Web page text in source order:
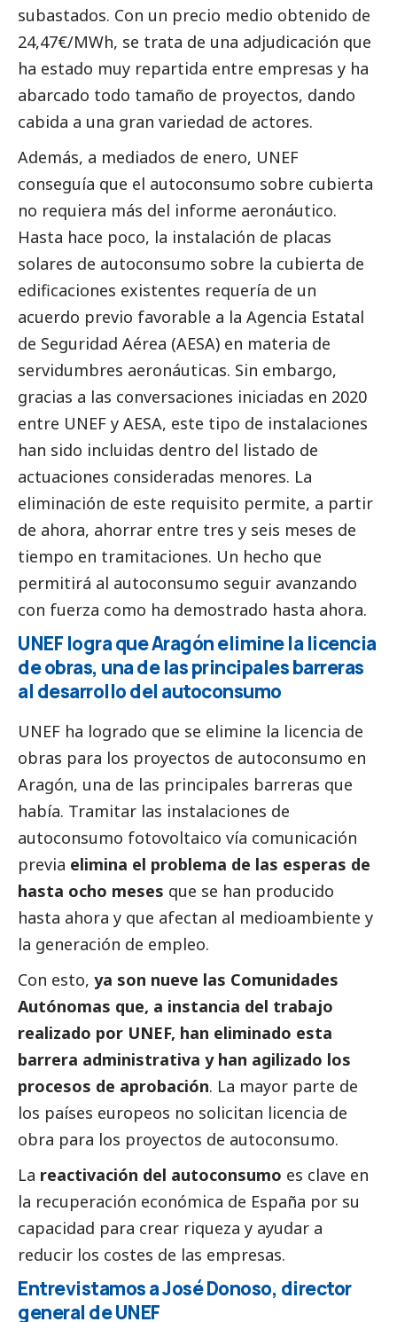
subastados. Con un precio medio obtenido de
24,47€/MWh, se trata de una adjudicación que
ha estado muy repartida entre empresas y ha
abarcado todo tamaño de proyectos, dando
cabida a una gran variedad de actores.
Además, a mediados de enero, UNEF
conseguía que el autoconsumo sobre cubierta
no requiera más del informe aeronáutico.
Hasta hace poco, la instalación de placas
solares de autoconsumo sobre la cubierta de
edificaciones existentes requería de un
acuerdo previo favorable a la Agencia Estatal
de Seguridad Aérea (AESA) en materia de
servidumbres aeronáuticas. Sin embargo,
gracias a las conversaciones iniciadas en 2020
entre UNEF y AESA, este tipo de instalaciones
han sido incluidas dentro del listado de
actuaciones consideradas menores. La
eliminación de este requisito permite, a partir
de ahora, ahorrar entre tres y seis meses de
tiempo en tramitaciones. Un hecho que
permitirá al autoconsumo seguir avanzando
con fuerza como ha demostrado hasta ahora.
UNEF logra que Aragón elimine la licencia
de obras, una de las principales barreras
al desarrollo del autoconsumo
UNEF ha logrado que se elimine la licencia de
obras para los proyectos de autoconsumo en
Aragón, una de las principales barreras que
había. Tramitar las instalaciones de
autoconsumo fotovoltaico vía comunicación
previa elimina el problema de las esperas de
hasta ocho meses que se han producido
hasta ahora y que afectan al medioambiente y
la generación de empleo.
Con esto, ya son nueve las Comunidades
Autónomas que, a instancia del trabajo
realizado por UNEF, han eliminado esta
barrera administrativa y han agilizado los
procesos de aprobación. La mayor parte de
los países europeos no solicitan licencia de
obra para los proyectos de autoconsumo.
La reactivación del autoconsumo es clave en
la recuperación económica de España por su
capacidad para crear riqueza y ayudar a
reducir los costes de las empresas.
Entrevistamos a José Donoso, director
general de UNEF